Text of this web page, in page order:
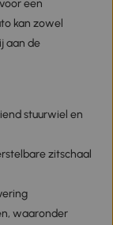
een
kan zowel
aan de
stuurwiel en
zitschaal
waaronder